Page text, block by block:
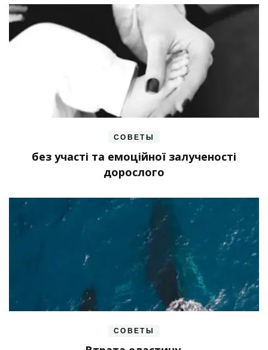
СОВЕТЫ
без участі та емоційної залученості
дорослого
СОВЕТЫ